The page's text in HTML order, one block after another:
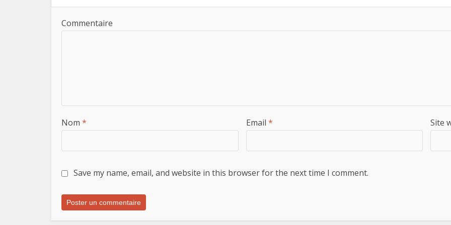
Commentaire
Nom * Email * Site
Save my name, email, and website in this browser for the next time I comment.